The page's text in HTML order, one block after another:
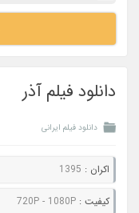
دانلود فیلم آذر
دانلود فیلم ایرانی
اکران : 1395
کیفیت :720P - 1080P